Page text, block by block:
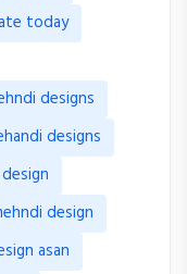
today
designs
designs
design
asan